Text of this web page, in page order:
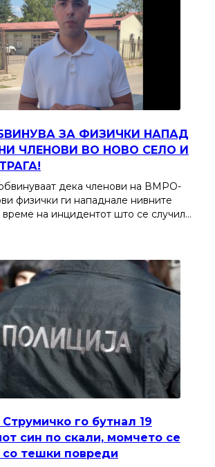
ЗА ФИЗИЧКИ НАПАД
ЧЛЕНОВИ ВО НОВО СЕЛО И
дека членови на ВМРО-
физички ги нападнале нивните
време на инцидентот што се случил…
го бутнал 19
син по скали, момчето се
тешки повреди